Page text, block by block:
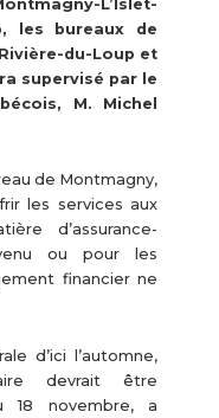
L’Islet-
les bureaux de
du-Loup et
supervisé par le
M. Michel
de Montmagny,
les services aux
d’assurance-
ou pour les
financier ne
d’ici l’automne,
devrait être
18 novembre, a